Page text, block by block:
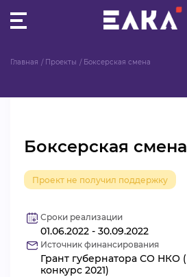
ОРГАНИЗАЦИИ
АКТИВИСТЫ
ПРОЕКТЫ
АНАЛИТИКА
Главная Проекты Боксерская смена
Боксерская смена
Проект не получил поддержку
Сроки реализации
01.06.2022 - 30.09.2022
Источник финансирования
Грант губернатора СО НКО
конкурс 2021)